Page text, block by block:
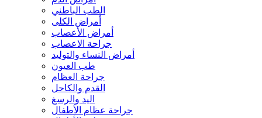
الطب الباطني
أمراض الكلى
أمراض الأعصاب
جراحة الاعصاب
أمراض النساء والتوليد
طب العيون
جراحة العظام
القدم والكاحل
اليد والرسغ
جراحة عظام الأطفال